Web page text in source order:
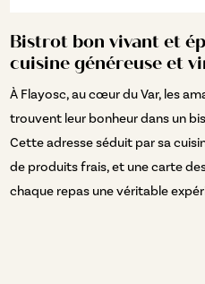
Bistrot bon vivant et
cuisine généreuse et
À Flayosc, au cœur du Var, les
trouvent leur bonheur dans un
Cette adresse séduit par sa
de produits frais, et une carte
chaque repas une véritable